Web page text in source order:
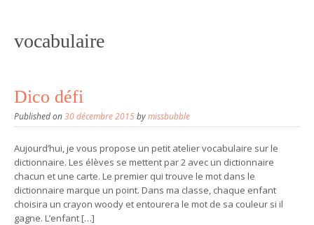
vocabulaire
Dico défi
Published on30 décembre 2015bymissbubble
Aujourd’hui, je vous propose un petit atelier vocabulaire sur le
dictionnaire. Les élèves se mettent par 2 avec un dictionnaire
chacun et une carte. Le premier qui trouve le mot dans le
dictionnaire marque un point. Dans ma classe, chaque enfant
choisira un crayon woody et entourera le mot de sa couleur si il
gagne. L’enfant […]